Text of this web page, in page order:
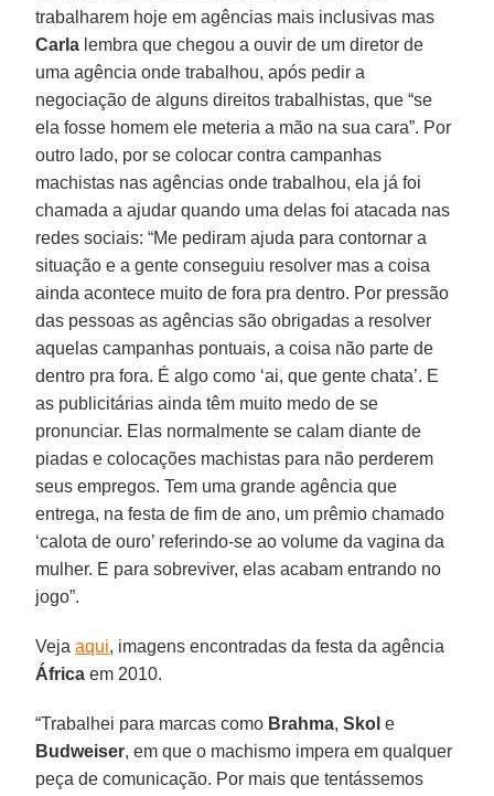
trabalharem hoje em agências mais inclusivas mas
Carla lembra que chegou a ouvir de um diretor de
uma agência onde trabalhou, após pedir a
negociação de alguns direitos trabalhistas, que “se
ela fosse homem ele meteria a mão na sua cara”. Por
outro lado, por se colocar contra campanhas
machistas nas agências onde trabalhou, ela já foi
chamada a ajudar quando uma delas foi atacada nas
redes sociais: “Me pediram ajuda para contornar a
situação e a gente conseguiu resolver mas a coisa
ainda acontece muito de fora pra dentro. Por pressão
das pessoas as agências são obrigadas a resolver
aquelas campanhas pontuais, a coisa não parte de
dentro pra fora. É algo como ‘ai, que gente chata’. E
as publicitárias ainda têm muito medo de se
pronunciar. Elas normalmente se calam diante de
piadas e colocações machistas para não perderem
seus empregos. Tem uma grande agência que
entrega, na festa de fim de ano, um prêmio chamado
‘calota de ouro’ referindo-se ao volume da vagina da
mulher. E para sobreviver, elas acabam entrando no
jogo”.
Vejaaqui, imagens encontradas da festa da agência
África em 2010.
“Trabalhei para marcas como Brahma,Skol e
Budweiser, em que o machismo impera em qualquer
peça de comunicação. Por mais que tentássemos